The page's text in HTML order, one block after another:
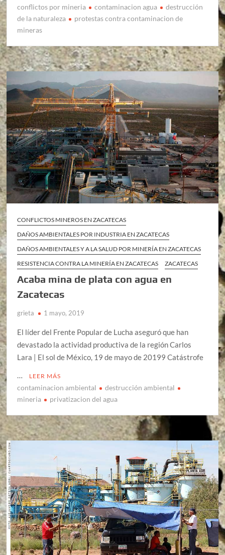
conflictos por mineria contaminacion agua
destrucción
de la naturaleza
protestas contra contaminacion de
mineras
CONFLICTOS MINEROS EN ZACATECAS
DAÑOS AMBIENTALES POR INDUSTRIA EN ZACATECAS
DAÑOS AMBIENTALES Y A LA SALUD POR MINERÍA EN ZACATECAS
RESISTENCIA CONTRA LA MINERÍA EN ZACATECAS
ZACATECAS
Acaba mina de plata con agua en
Zacatecas
grieta 1 mayo, 2019
El líder del Frente Popular de Lucha aseguró que han
devastado la actividad productiva de la región Carlos
Lara | El sol de México, 19 de mayo de 20199 Catástrofe
…
LEER MÁS
contaminacion ambiental
destrucción ambiental
mineria
privatizacion del agua